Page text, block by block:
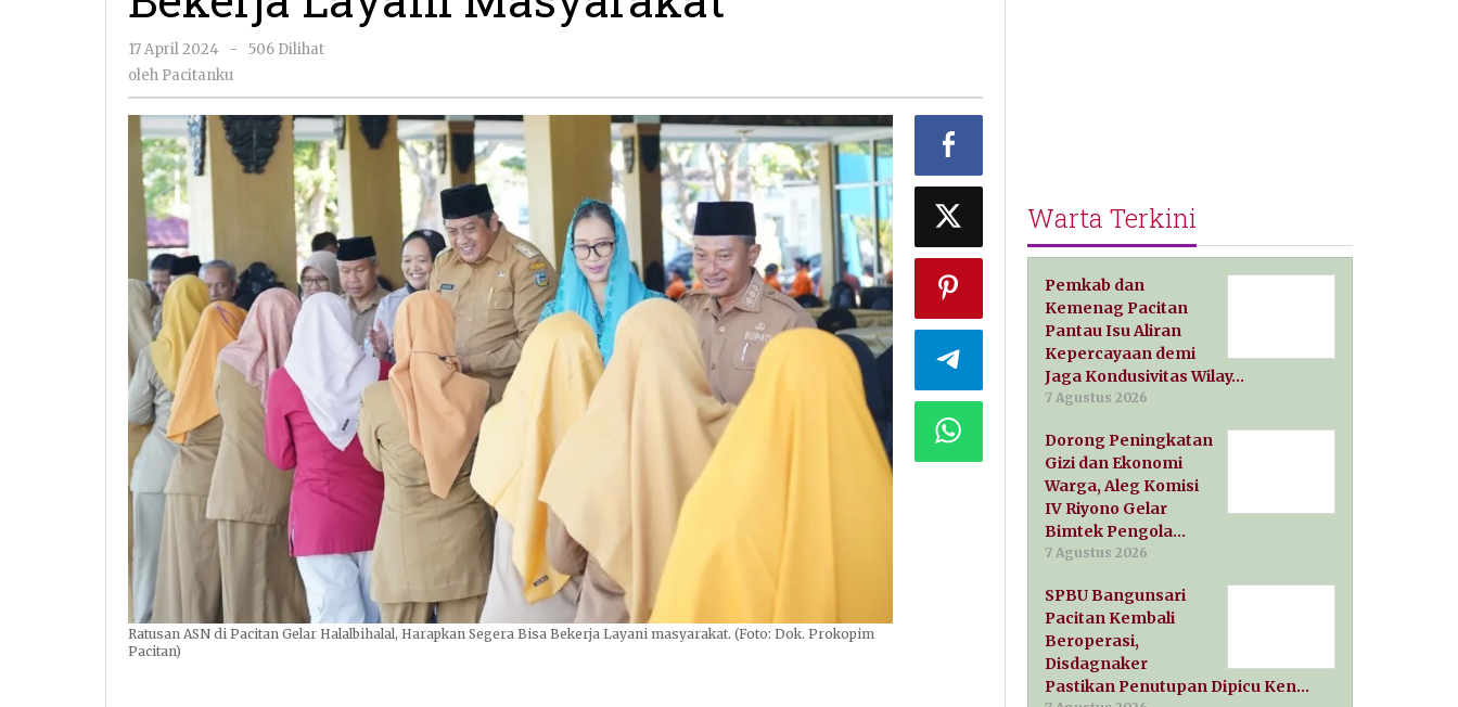
Layani
17 April 2024
oleh
Pacitanku
-
506 Dilihat
oleh Pacitanku
Ratusan ASN di Pacitan Gelar Halalbihalal, Harapkan Segera Bisa Bekerja Layani masyarakat. (Foto: Dok. Prokopim
Pacitan)
Warta Terkini
Pemkab dan
Kemenag Pacitan
Pantau Isu Aliran
Kepercayaan demi
Jaga Kondusivitas Wilay…
7 Agustus 2026
Dorong Peningkatan
Gizi dan Ekonomi
Warga, Aleg Komisi
IV Riyono Gelar
Bimtek Pengola…
7 Agustus 2026
SPBU Bangunsari
Pacitan Kembali
Beroperasi,
Disdagnaker
Pastikan Penutupan Dipicu Ken…